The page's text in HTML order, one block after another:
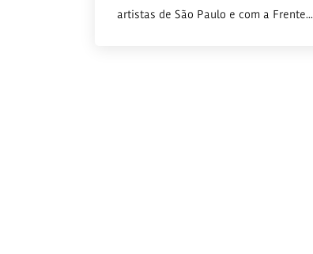
artistas de São Paulo e com a Frente...